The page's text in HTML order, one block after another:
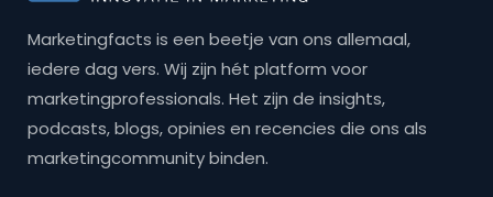
Marketingfacts is een beetje van ons allemaal,
iedere dag vers. Wij zijn hét platform voor
marketingprofessionals. Het zijn de insights,
podcasts, blogs, opinies en recencies die ons als
marketingcommunity binden.